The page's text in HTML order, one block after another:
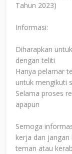
Tahun 2023)
Informasi:
Diharapkan
dengan teliti
Hanya pelamar
untuk mengikuti
Selama proses
apapun
Semoga
kerja dan
teman atau